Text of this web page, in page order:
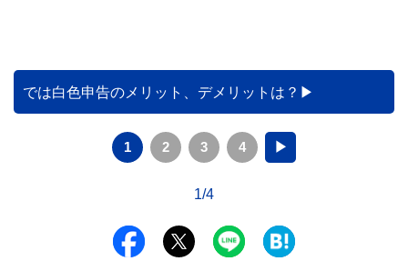
では白色申告のメリット、デメリットは？
1 2 3 4 ▶
1/4